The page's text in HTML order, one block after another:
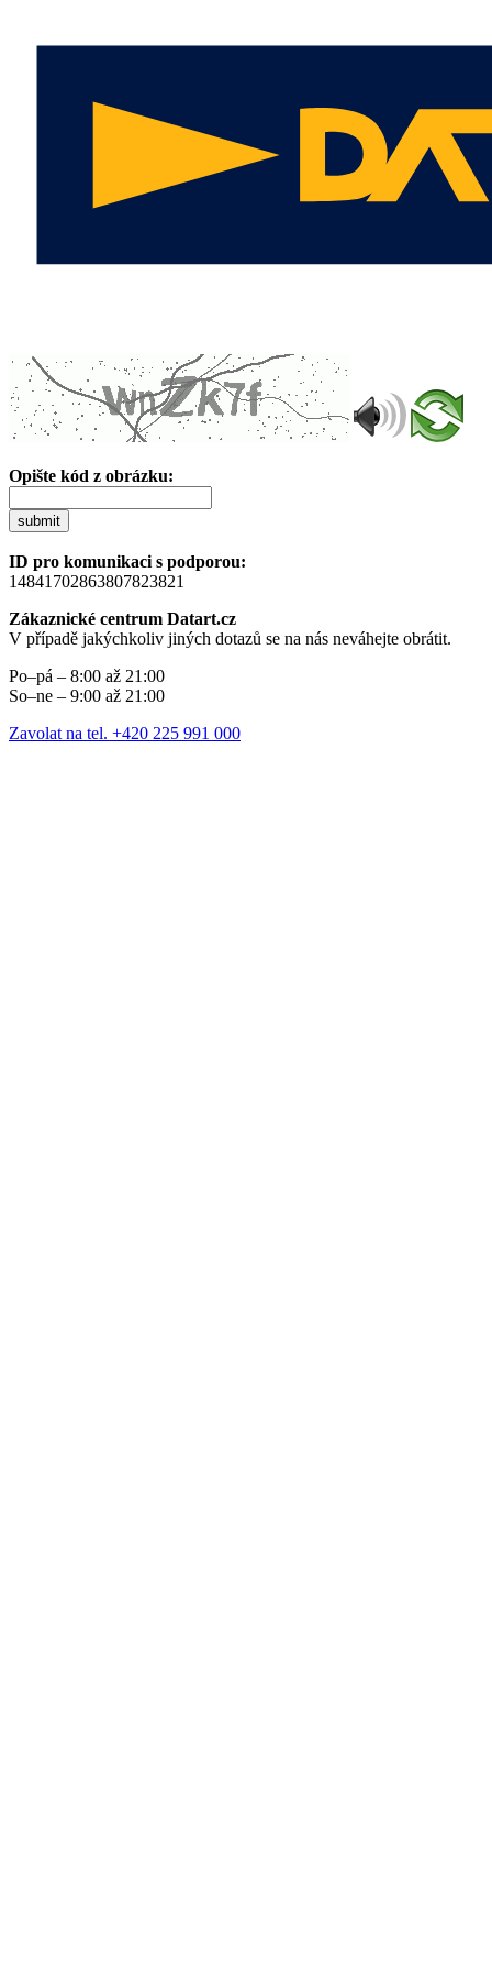
Opište kód z obrázku:
submit
ID pro komunikaci s podporou:
14841702863807823821
Zákaznické centrum Datart.cz
V případě jakýchkoliv jiných dotazů se na nás neváhejte obrátit.
Po–pá – 8:00 až 21:00
So–ne – 9:00 až 21:00
Zavolat na tel. +420 225 991 000